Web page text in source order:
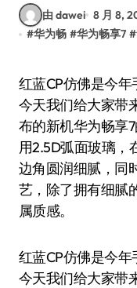
由 dawei 8 月 8,
#华为畅 #华为畅享7 #
红蓝CP仿佛是今年手机圈最主流的色彩搭配了，而
今天我们给大家带
布的新机华为畅享
用2.5D弧面玻璃，
边角圆润细腻，同
艺，除了拥有细腻
属质感。
红蓝CP仿佛是今
今天我们给大家带